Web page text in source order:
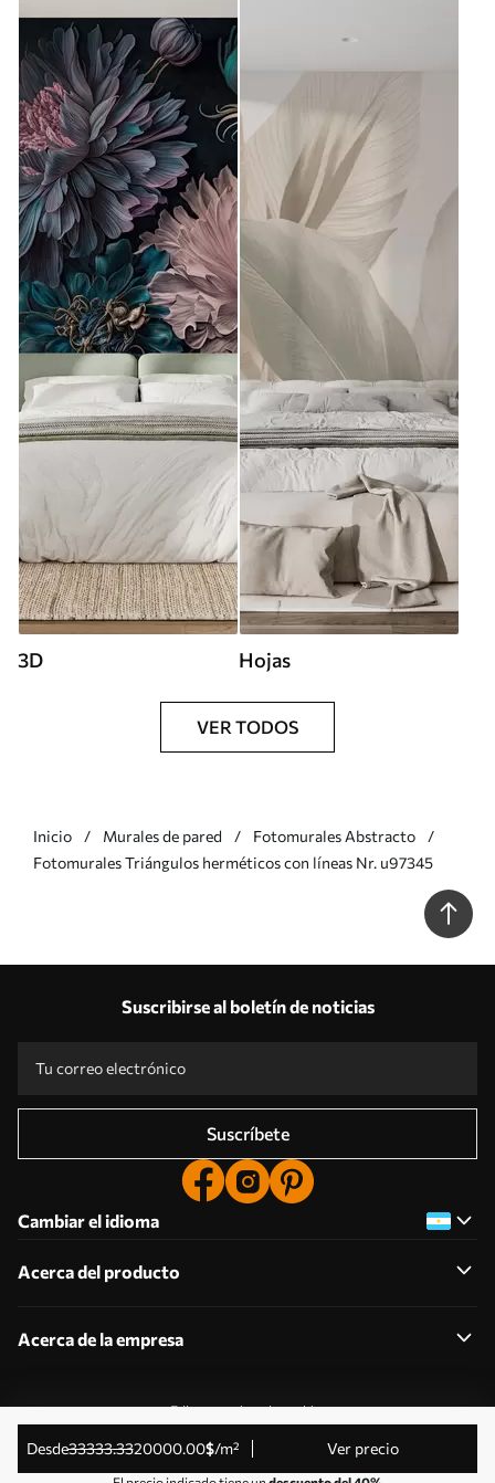
desde33333.3320000.00$/m² Ver precio
3D Hojas
VER TODOS
Inicio Murales de pared
Fotomurales Abstracto
Fotomurales Triángulos herméticos con líneas Nr. u97345
Suscribirse al boletín de noticias
Suscríbete
Cambiar el idioma
Acerca del producto
Acerca de la empresa
Editar permisos de cookies
© 2011-2026 Uwalls . Todos los derechos reservados.
Gestionado por KLW Sp. z o.o. CIF: PL9223057591.